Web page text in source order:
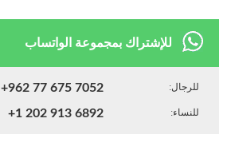
للإشتراك بمجموعة الواتساب
للرجال: +962 77 675 7052
للنساء: +1 202 913 6892